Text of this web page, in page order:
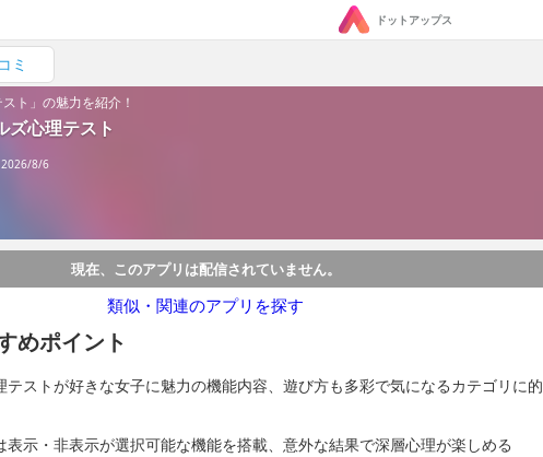
ドットアップス
ミ
ト」の魅力を紹介！
ズ心理テスト
2026/8/6
現在、このアプリは配信されていません。
類似・関連のアプリを探す
めポイント
テストが好きな女子に魅力の機能内容、遊び方も多彩で気になるカテゴリに的
表示・非表示が選択可能な機能を搭載、意外な結果で深層心理が楽しめる